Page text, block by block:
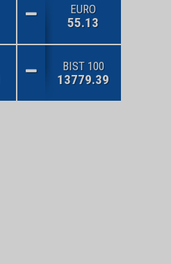
EURO
55.13
BIST 100
13779.39